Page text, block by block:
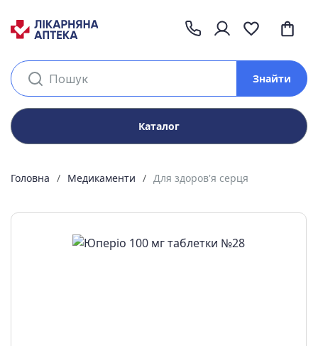
Каталог
Знайти
Головна Медикаменти Для здоров'я серця